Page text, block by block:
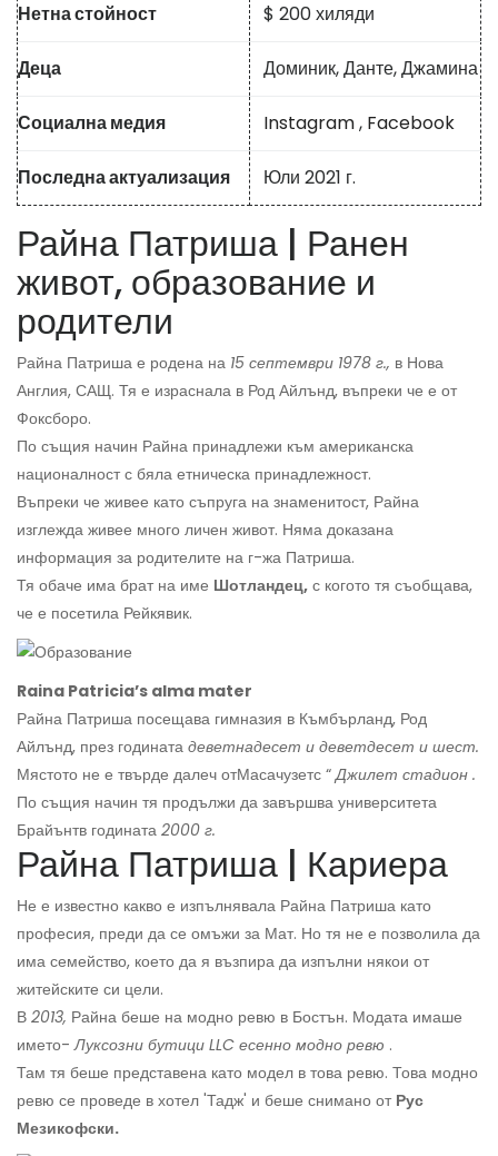
Нетна стойност $ 200 хиляди
Деца Доминик, Данте, Джамина
Социална медия Instagram, Facebook
Последна актуализация Юли 2021 г.
Райна Патриша | Ранен
живот, образование и
родители
Райна Патриша е родена на 15 септември 1978 г., в Нова
Англия, САЩ. Тя е израснала в Род Айлънд, въпреки че е от
Фоксборо.
По същия начин Райна принадлежи към американска
националност с бяла етническа принадлежност.
Въпреки че живее като съпруга на знаменитост, Райна
изглежда живее много личен живот. Няма доказана
информация за родителите на г-жа Патриша.
Тя обаче има брат на име Шотландец, с когото тя съобщава,
че е посетила Рейкявик.
Raina Patricia’s alma mater
Райна Патриша посещава гимназия в Къмбърланд, Род
Айлънд, през годината деветнадесет и деветдесет и шест.
Мястото не е твърде далеч отМасачузетс “ Джилет стадион .
По същия начин тя продължи да завършва университета
Брайънтв годината 2000 г.
Райна Патриша | Кариера
Не е известно какво е изпълнявала Райна Патриша като
професия, преди да се омъжи за Мат. Но тя не е позволила да
има семейство, което да я възпира да изпълни някои от
житейските си цели.
В 2013, Райна беше на модно ревю в Бостън. Модата имаше
името-Луксозни бутици LLC есенно модно ревю .
Там тя беше представена като модел в това ревю. Това модно
ревю се проведе в хотел 'Тадж' и беше снимано от Рус
Мезикофски.